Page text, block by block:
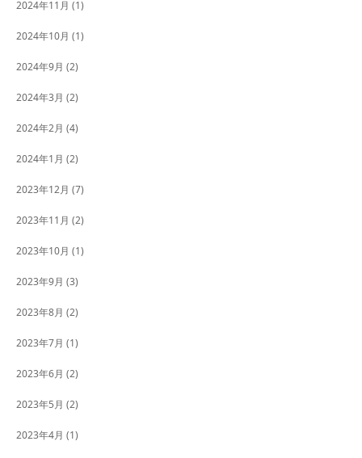
2024年11月 (1)
2024年10月 (1)
2024年9月 (2)
2024年3月 (2)
2024年2月 (4)
2024年1月 (2)
2023年12月 (7)
2023年11月 (2)
2023年10月 (1)
2023年9月 (3)
2023年8月 (2)
2023年7月 (1)
2023年6月 (2)
2023年5月 (2)
2023年4月 (1)